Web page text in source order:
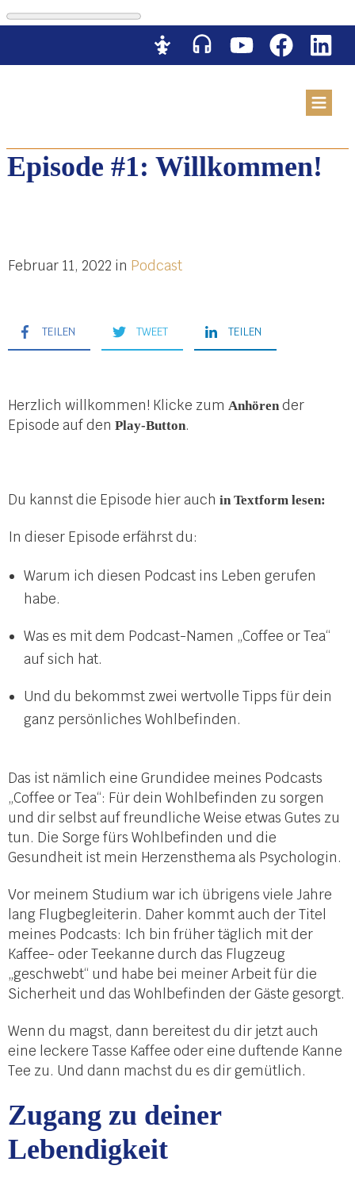
Episode #1: Willkommen!
Februar 11, 2022 in Podcast
TEILEN TWEET TEILEN
Herzlich willkommen! Klicke zum Anhören der
Episode auf den Play-Button.
Du kannst die Episode hier auch in Textform lesen:
In dieser Episode erfährst du:
Warum ich diesen Podcast ins Leben gerufen
habe.
Was es mit dem Podcast-Namen „Coffee or Tea“
auf sich hat.
Und du bekommst zwei wertvolle Tipps für dein
ganz persönliches Wohlbefinden.
Das ist nämlich eine Grundidee meines Podcasts
„Coffee or Tea“: Für dein Wohlbefinden zu sorgen
und dir selbst auf freundliche Weise etwas Gutes zu
tun. Die Sorge fürs Wohlbefinden und die
Gesundheit ist mein Herzensthema als Psychologin.
Vor meinem Studium war ich übrigens viele Jahre
lang Flugbegleiterin. Daher kommt auch der Titel
meines Podcasts: Ich bin früher täglich mit der
Kaffee- oder Teekanne durch das Flugzeug
„geschwebt“ und habe bei meiner Arbeit für die
Sicherheit und das Wohlbefinden der Gäste gesorgt.
Wenn du magst, dann bereitest du dir jetzt auch
eine leckere Tasse Kaffee oder eine duftende Kanne
Tee zu. Und dann machst du es dir gemütlich.
Zugang zu deiner
Lebendigkeit